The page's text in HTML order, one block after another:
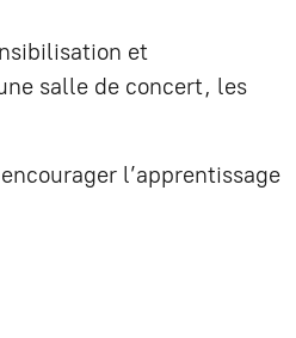
et
salle de concert, les
l’apprentissage